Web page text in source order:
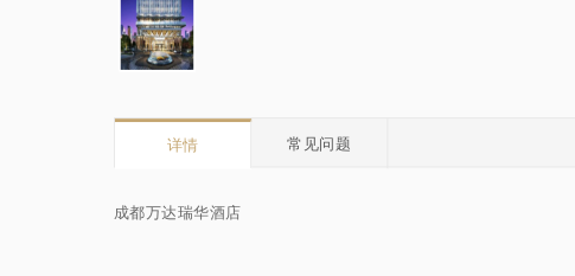
详情 常见问题
成都万达瑞华酒店